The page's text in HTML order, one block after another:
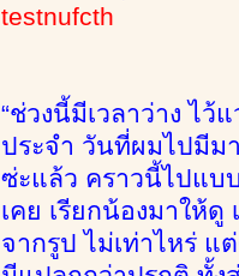
testnufcth
“ช่วงนี้มีเวลาว่าง ไ
ประจำ วันที่ผมไปมีม
ซ่ะแล้ว คราวนี้ไปแบ
เคย เรียกน้องมาให้
จากรูป ไม่เท่าไหร่